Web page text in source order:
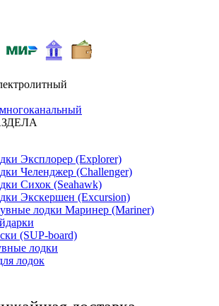
многоканальный
Эксплорер (Explorer)
Челенджер (Challenger)
Сихок (Seahawk)
Экскершен (Excursion)
лодки Маринер (Mariner)
(SUP-board)
лодки
лодок